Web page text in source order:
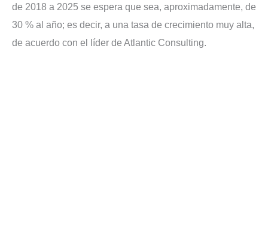
de 2018 a 2025 se espera que sea, aproximadamente, de
30 % al año; es decir, a una tasa de crecimiento muy alta,
de acuerdo con el líder de Atlantic Consulting.